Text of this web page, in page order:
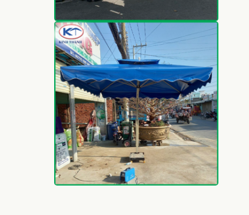
Trụ sở: 506/15/38 Đường 3/2, P.14, Q.10, Tp.HCM
Xưởng sản xuất: 18 Lý Đạo Thành, P.16, Q.8, TP.HCM
Hotline:0909 919 684–0903 926 684
Email:kinhthanh@kinhthanhco.com